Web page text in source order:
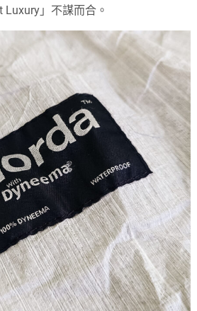
」不謀而合。